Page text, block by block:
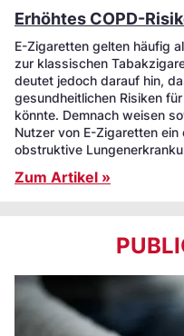
Erhöhtes COPD-
E-Zigaretten gelten häufig
zur klassischen
deutet jedoch darauf hin,
gesundheitlichen Risiken
könnte. Demnach weisen
Nutzer von E-Zigaretten
obstruktive
Zum Artikel »